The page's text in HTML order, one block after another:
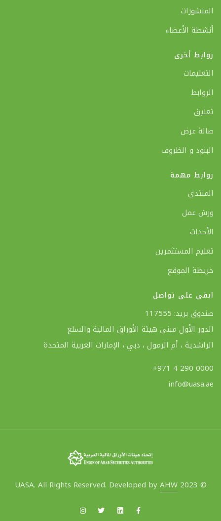
المنشورات
أنشطة الأعضاء
روابط أخرى
التعليمات
الروابط
تعليق
صالة عرض
البنود و الظروف
روابط مهمة
المنتدى
ورش عمل
الأحداث
تعليم المستثمرين
خريطة الموقع
ابقى على تواصل
صندوق بريد: 117555
الدور الأول مبنى هيئة الأوراق المالية والسلع
الراشدية ، أم الرمول ، دبي ، الإمارات العربية المتحدة
+971 4 290 0000
info@uasa.ae
© 2023 UASA. All Rights Reserved. Developed by
AHW